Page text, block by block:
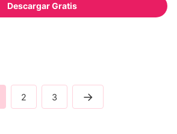
Descargar Gratis
2 3 →